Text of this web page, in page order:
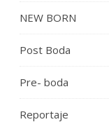
NEW BORN
Post Boda
Pre- boda
Reportaje